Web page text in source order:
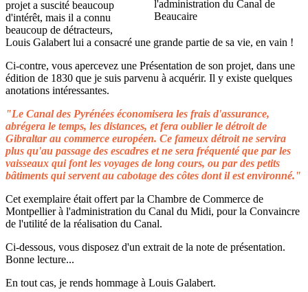
projet a suscité beaucoup
d'intérêt, mais il a connu
beaucoup de détracteurs,
Louis Galabert lui a consacré une grande partie de sa vie, en vain !
Ci-contre, vous apercevez une Présentation de son projet, dans une
édition de 1830 que je suis parvenu à acquérir. Il y existe quelques
anotations intéressantes.
"Le Canal des Pyrénées économisera les frais d'assurance,
abrégera le temps, les distances, et fera oublier le détroit de
Gibraltar au commerce européen. Ce fameux détroit ne servira
plus qu'au passage des escadres et ne sera fréquenté que par les
vaisseaux qui font les voyages de long cours, ou par des petits
bâtiments qui servent au cabotage des côtes dont il est environné."
Cet exemplaire était offert par la Chambre de Commerce de
Montpellier à l'administration du Canal du Midi, pour la Convaincre
de l'utilité de la réalisation du Canal.
Ci-dessous, vous disposez d'un extrait de la note de présentation.
Bonne lecture...
En tout cas, je rends hommage à Louis Galabert.